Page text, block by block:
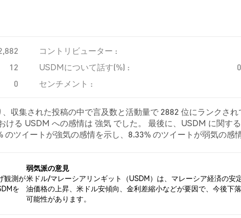
コントリビューター :
12 USDMについて話す(%) :
0 センチメント :
収集された投稿の中で言及数と活動量で 2882 位にランクされ
ける USDM への感情は 強気 でした。 最後に、USDM に関す
ツイートが強気の感情を示し、8.33% のツイートが弱気の感
観測が
を
弱気派の意見
米ドル/マレーシアリンギット（USDM）は、マレーシア経済の安
油価格の上昇、米ドル安傾向、金利差縮小などが要因で、今後下
可能性があります。